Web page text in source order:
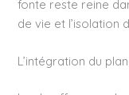
fonte reste reine
de vie et l’isolation
L’intégration du